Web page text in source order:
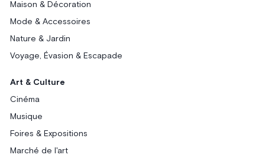
Maison & Décoration
Mode & Accessoires
Nature & Jardin
Voyage, Évasion & Escapade
Art & Culture
Cinéma
Musique
Foires & Expositions
Marché de l'art